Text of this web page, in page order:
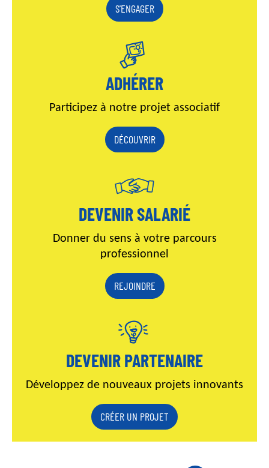
S'ENGAGER
ADHÉRER
Participez à notre projet associatif
DÉCOUVRIR
DEVENIR SALARIÉ
Donner du sens à votre parcours
professionnel
REJOINDRE
DEVENIR PARTENAIRE
Développez de nouveaux projets innovants
CRÉER UN PROJET